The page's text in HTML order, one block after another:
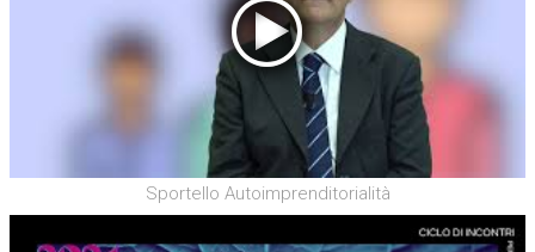
Sportello Autoimprenditorialità